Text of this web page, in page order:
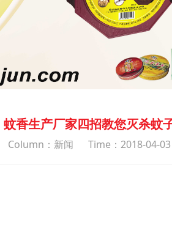
蚊香生产厂家四招教您灭杀蚊
Column：新闻 Time：2018-04-03